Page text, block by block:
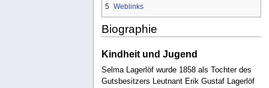
5 Weblinks
Biographie
Kindheit und Jugend
Selma Lagerlöf wurde 1858 als Tochter des
Gutsbesitzers Leutnant Erik Gustaf Lagerlöf